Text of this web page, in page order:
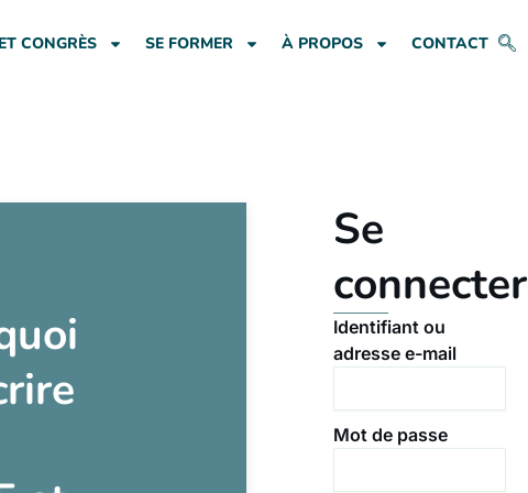
CONGRÈS SE FORMER À PROPOS CONTACT
Se
connecter
Identifiant ou
adresse e-mail
Mot de passe